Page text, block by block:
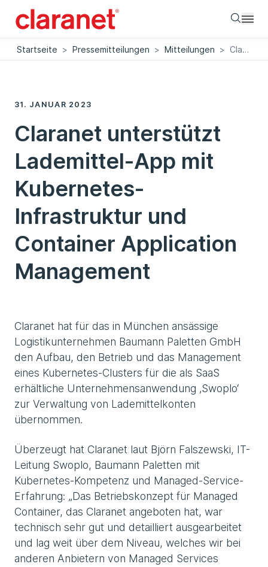
Startseite > Pressemitteilungen > Mitteilungen > Claranet unterstützt Lademittel-App mit Kubernetes-Infrastruktur und Container Application Management
31. JANUAR 2023
Claranet unterstützt
Lademittel-App mit
Kubernetes-
Infrastruktur und
Container Application
Management
Claranet hat für das in München ansässige
Logistikunternehmen Baumann Paletten GmbH
den Aufbau, den Betrieb und das Management
eines Kubernetes-Clusters für die als SaaS
erhältliche Unternehmensanwendung ‚Swoplo‘
zur Verwaltung von Lademittelkonten
übernommen.
Überzeugt hat Claranet laut Björn Falszewski, IT-
Leitung Swoplo, Baumann Paletten mit
Kubernetes-Kompetenz und Managed-Service-
Erfahrung: „Das Betriebskonzept für Managed
Container, das Claranet angeboten hat, war
technisch sehr gut und detailliert ausgearbeitet
und lag weit über dem Niveau, welches wir bei
anderen Anbietern von Managed Services